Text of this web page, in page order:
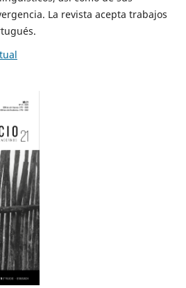
La revista acepta trabajos